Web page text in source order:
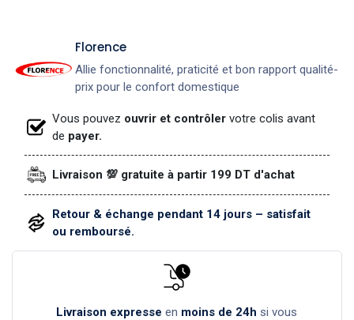
​Florence
Allie fonctionnalité, praticité et bon rapport qualité-
prix pour le confort domestique
Vous pouvez ouvrir et contrôler votre colis avant
de payer.
Livraison 💯 gratuite à partir 199 DT d'achat
Retour & échange pendant 14 jours – satisfait
ou remboursé.
Livraison expresse en moins de 24h si vous